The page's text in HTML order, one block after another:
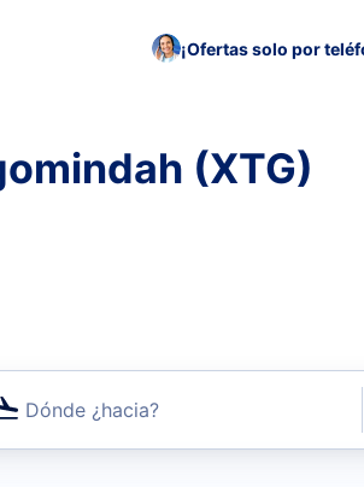
¡Ofertas solo por
(XTG)
Dónde ¿hacia?
por vuelos directos